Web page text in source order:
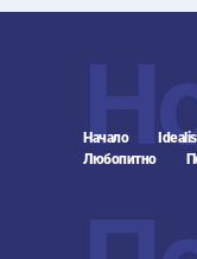
Начало
Любопитно